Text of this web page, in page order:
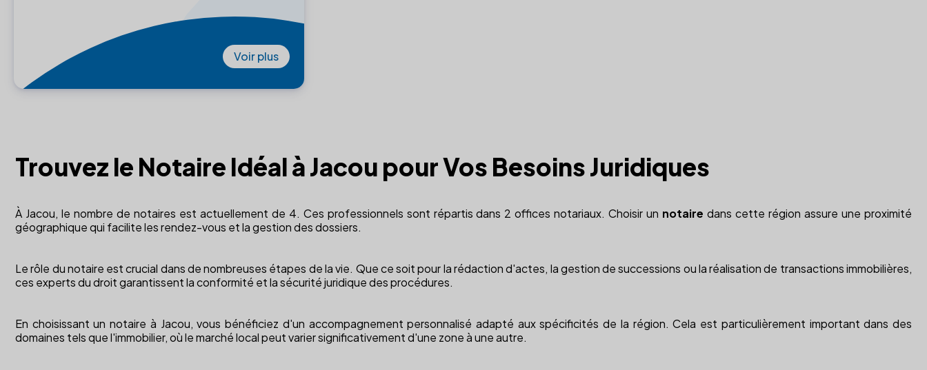
Voir plus
Trouvez le Notaire Idéal à Jacou pour Vos Besoins Juridiques
À Jacou, le nombre de notaires est actuellement de 4. Ces professionnels sont répartis dans 2 offices notariaux. Choisir un notaire dans cette région assure une proximité
géographique qui facilite les rendez-vous et la gestion des dossiers.
Le rôle du notaire est crucial dans de nombreuses étapes de la vie. Que ce soit pour la rédaction d'actes, la gestion de successions ou la réalisation de transactions immobilières,
ces experts du droit garantissent la conformité et la sécurité juridique des procédures.
En choisissant un notaire à Jacou, vous bénéficiez d'un accompagnement personnalisé adapté aux spécificités de la région. Cela est particulièrement important dans des
domaines tels que l'immobilier, où le marché local peut varier significativement d'une zone à une autre.